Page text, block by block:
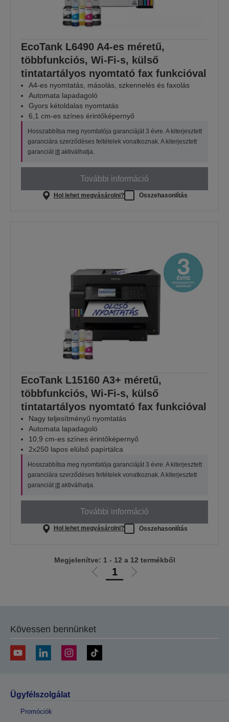
EcoTank L6490 A4-es méretű,
többfunkciós, Wi-Fi-s, külső
tintatartályos nyomtató fax funkcióval
A4-es nyomtatás, másolás, szkennelés és faxolás
Automata lapadagoló
Gyors kétoldalas nyomtatás
6,1 cm-es színes érintőképernyő
Hosszabbítsa meg nyomtatója garanciáját 3 évre. A kiterjesztett
garanciára szerződéses feltételek vonatkoznak. A kiterjesztett
garanciát itt aktiválhatja.
További információ
Hol lehet megvásárolni? Összehasonlítás
EcoTank L15160 A3+ méretű,
többfunkciós, Wi-Fi-s, külső
tintatartályos nyomtató fax funkcióval
Nagy teljesítményű nyomtatás
Automata lapadagoló
10,9 cm-es színes érintőképernyő
2x250 lapos elülső papírtálca
Hosszabbítsa meg nyomtatója garanciáját 3 évre. A kiterjesztett
garanciára szerződéses feltételek vonatkoznak. A kiterjesztett
garanciát itt aktiválhatja.
További információ
Hol lehet megvásárolni? Összehasonlítás
Előző
1
Következő
Megjelenítve: 1 - 12 a 12 termékből
Kövessen bennünket
Ügyfélszolgálat
Promóciók